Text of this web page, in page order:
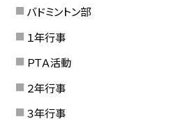
バドミントン部
１年行事
ＰＴＡ活動
２年行事
３年行事